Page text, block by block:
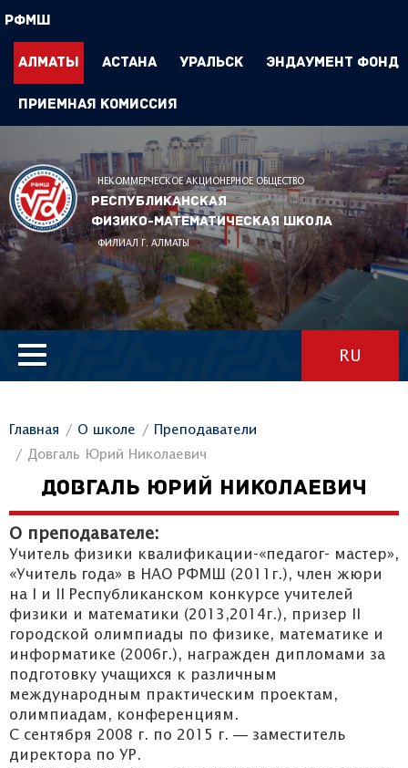
РФМШ
Алматы Астана Уральск Эндаумент Фонд
Приемная комиссия
НЕКОММЕРЧЕСКОЕ АКЦИОНЕРНОЕ ОБЩЕСТВО
Республиканская
физико-математическая школа
ФИЛИАЛ Г. АЛМАТЫ
RU
Главная О школе
Преподаватели
Довгаль Юрий Николаевич
ДОВГАЛЬ ЮРИЙ НИКОЛАЕВИЧ
О преподавателе:
Учитель физики квалификации-«педагог- мастер»,
«Учитель года» в НАО РФМШ (2011г.), член жюри
на I и II Республиканском конкурсе учителей
физики и математики (2013,2014г.), призер II
городской олимпиады по физике, математике и
информатике (2006г.), награжден дипломами за
подготовку учащихся к различным
международным практическим проектам,
олимпиадам, конференциям.
С сентября 2008 г. по 2015 г. — заместитель
директора по УР.